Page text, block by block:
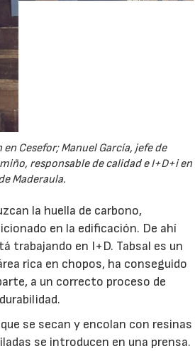
Cesefor; Manuel García, jefe de
responsable de calidad e I+D+i en
Maderaula.
la huella de carbono,
en la edificación. De ahí
trabajando en I+D. Tabsal es un
rica en chopos, ha conseguido
a un correcto proceso de
se secan y encolan con resinas
se introducen en una prensa.